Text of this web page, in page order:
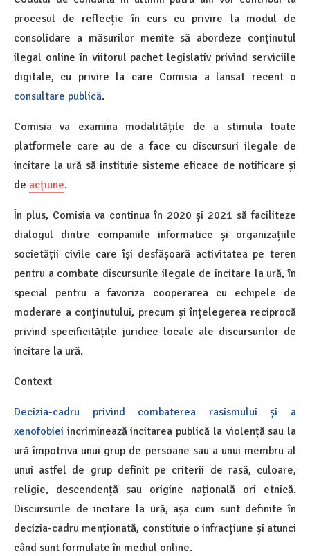
procesul de reflecție în curs cu privire la modul de
consolidare a măsurilor menite să abordeze conținutul
ilegal online în viitorul pachet legislativ privind serviciile
digitale, cu privire la care Comisia a lansat recent o
consultare publică.
Comisia va examina modalitățile de a stimula toate
platformele care au de a face cu discursuri ilegale de
incitare la ură să instituie sisteme eficace de notificare și
de acțiune.
În plus, Comisia va continua în 2020 și 2021 să faciliteze
dialogul dintre companiile informatice și organizațiile
societății civile care își desfășoară activitatea pe teren
pentru a combate discursurile ilegale de incitare la ură, în
special pentru a favoriza cooperarea cu echipele de
moderare a conținutului, precum și înțelegerea reciprocă
privind specificitățile juridice locale ale discursurilor de
incitare la ură.
Context
Decizia-cadru privind combaterea rasismului și a
xenofobiei incriminează incitarea publică la violență sau la
ură împotriva unui grup de persoane sau a unui membru al
unui astfel de grup definit pe criterii de rasă, culoare,
religie, descendență sau origine națională ori etnică.
Discursurile de incitare la ură, așa cum sunt definite în
decizia-cadru menționată, constituie o infracțiune și atunci
când sunt formulate în mediul online.